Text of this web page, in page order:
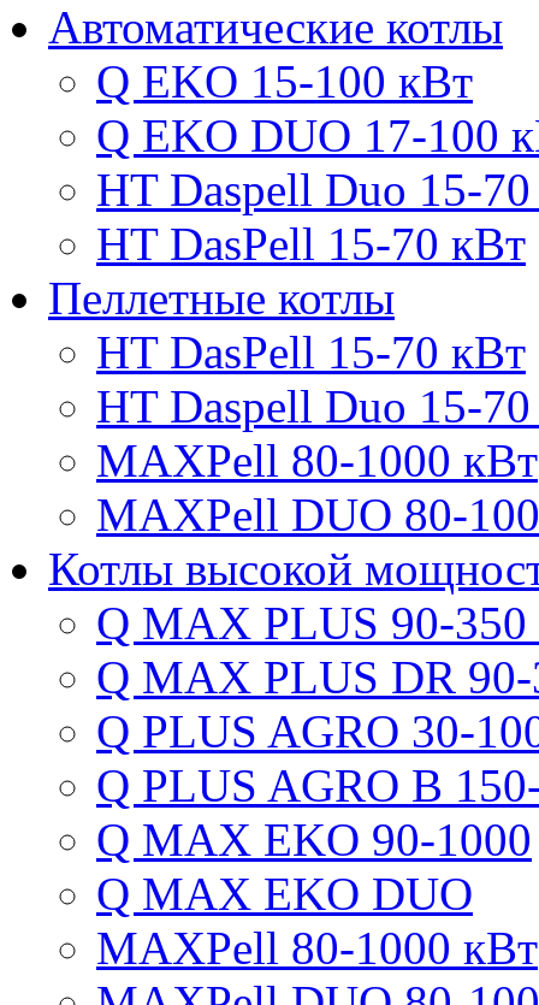
Автоматические котлы
Q EKO 15-100 кВт
Q EKO DUO 17-100
HT Daspell Duo 15-
HT DasPell 15-70 кВт
Пеллетные котлы
HT DasPell 15-70 кВт
HT Daspell Duo 15-
MAXPell 80-1000 кВт
MAXPell DUO 80-
Котлы высокой
Q MAX PLUS 90-350
Q MAX PLUS DR
Q PLUS AGRO 30-
Q PLUS AGRO B
Q MAX EKO 90-1000
Q MAX EKO DUO
MAXPell 80-1000 кВт